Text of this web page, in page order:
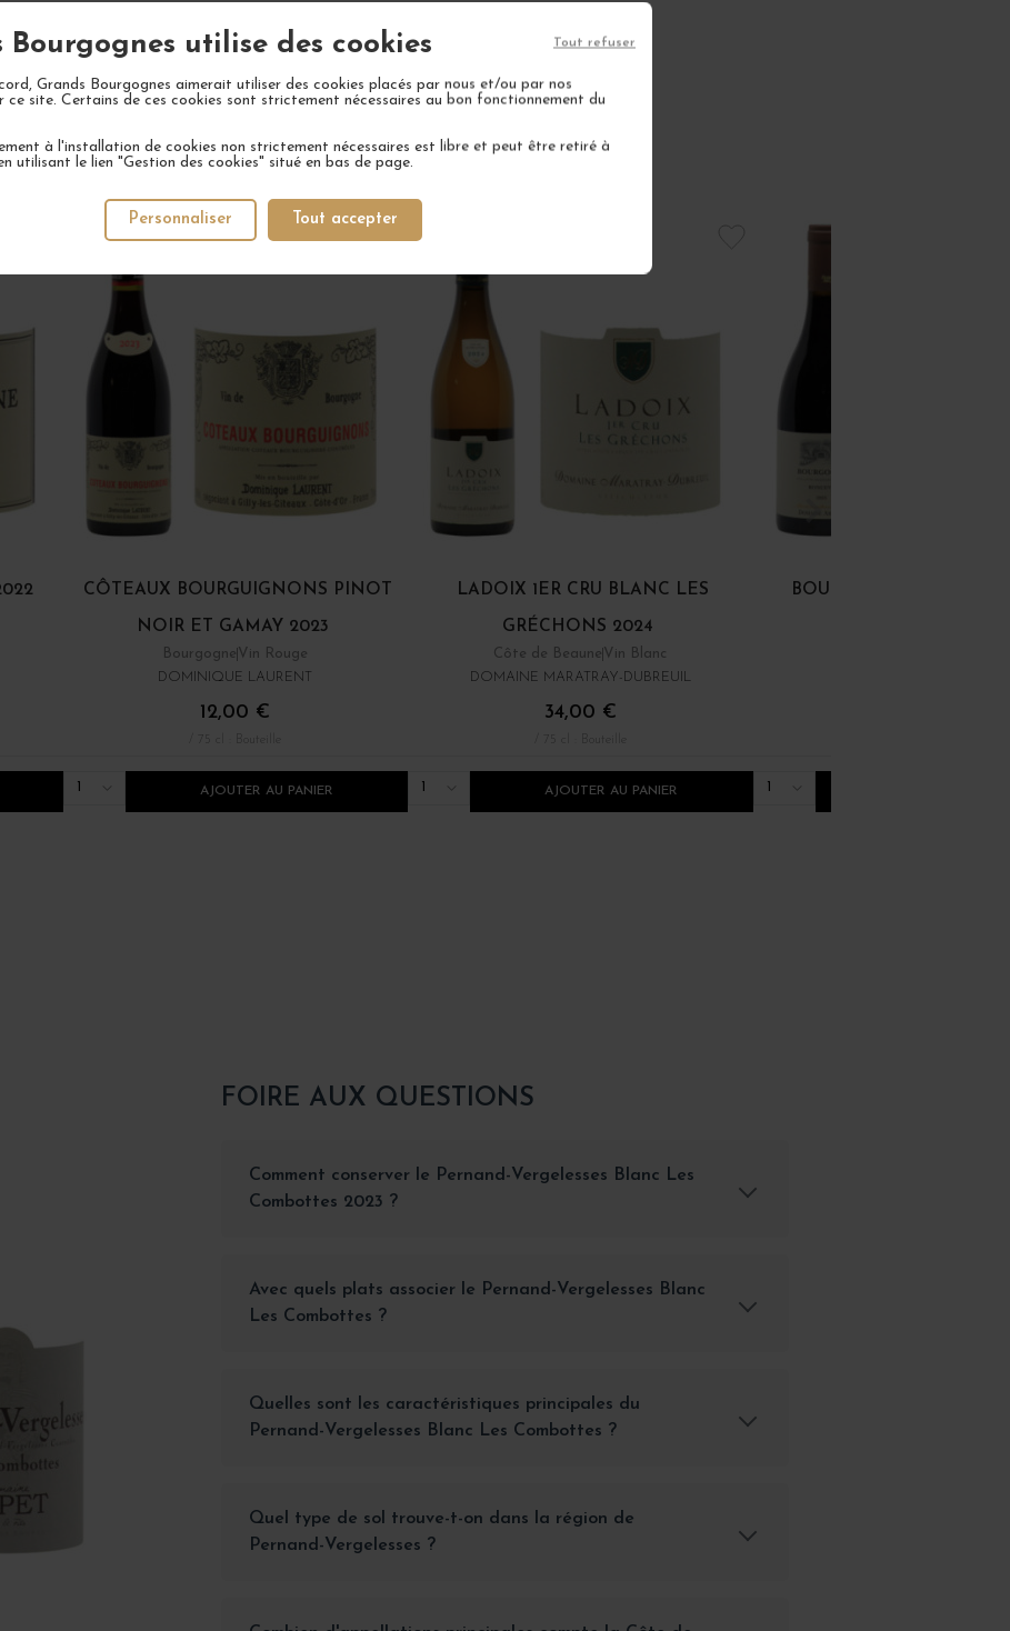
Bourgognes utilise des cookies
Grands Bourgognes aimerait utiliser des cookies placés par nous et/ou par nos
ce site. Certains de ces cookies sont strictement nécessaires au bon fonctionnement du
à l'installation de cookies non strictement nécessaires est libre et peut être retiré à
utilisant le lien "Gestion des cookies" situé en bas de page.
Tout accepter
Tout refuser
Personnaliser
et en rondeur dans les 5-8 prochaines années.
CÔTEAUX BOURGUIGNONS PINOT
NOIR ET GAMAY 2023
Bourgogne Vin Rouge
DOMINIQUE LAURENT
12,00 €
AJOUTER AU PANIER
LADOIX 1ER CRU BLANC LES
GRÉCHONS 2024
Côte de Beaune Vin Blanc
DOMAINE MARATRAY-DUBREUIL
34,00 €
AJOUTER AU PANIER
BOURGOGNE
FOIRE AUX QUESTIONS
Comment conserver le Pernand-Vergelesses Blanc Les
Combottes 2023 ?
Avec quels plats associer le Pernand-Vergelesses Blanc
Les Combottes ?
Quelles sont les caractéristiques principales du
Pernand-Vergelesses Blanc Les Combottes ?
Quel type de sol trouve-t-on dans la région de
Pernand-Vergelesses ?